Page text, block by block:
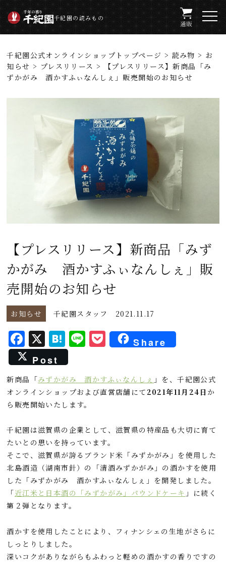
千紀園の読みもの
千紀園公式オンラインショップトップページ > 読み物 > お
知らせ > プレスリリース > 【プレスリリース】新商品「み
ずかがみ 酒かすふぃなんしぇ」販売開始のお知らせ
【プレスリリース】新商品「みず
かがみ 酒かすふぃなんしぇ」販
売開始のお知らせ
お知らせ 千紀園スタッフ 2021.11.17
F
a
c
e
b
o
k
X H
a
t
e
n
L
i
n
e
P
o
c
k
e
Share
Post
新商品「みずかがみ 酒かすふぃなんしぇ 」を、千紀園公式
オンラインショップおよび直営店舗にて 2021年11月24日 か
ら販売開始いたします。
千紀園は滋賀県の企業として、滋賀県の特産品も大切に育て
たいとの思いを持っています。
そこで、滋賀県が誇るブランド米「みずかがみ」を使用した
北島酒造（湖南市針）の「清酒みず かがみ」の 酒かすを使用
した「みずかがみ 酒かすふぃなんしぇ」を開発しました。
「近江米と日本酒の「みずかがみ」パウンドケーキ 」に続く
第２弾となります。
酒かすを使用したことにより、フィナンシェの生地がさらに
しっとりしました。
深いコクがありながらもふわっと軽めの酒かすの香りですの